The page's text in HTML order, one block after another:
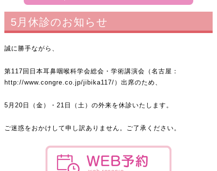
5月休診のお知らせ
誠に勝手ながら、
第117回日本耳鼻咽喉科学会総会・学術講演会（名古屋：
http://www.congre.co.jp/jibika117/ ）出席のため、
5月20日（金）・21日（土）の外来を休診いたします。
ご迷惑をおかけして申し訳ありません。ご了承ください。